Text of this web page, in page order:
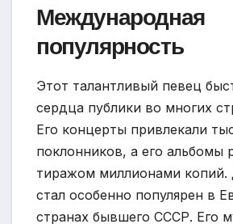
Международная
популярность
Этот талантливый певец
сердца публики во многих
Его концерты привлекали
поклонников, а его альбомы
тиражом миллионами копий.
стал особенно популярен в
странах бывшего СССР. Его